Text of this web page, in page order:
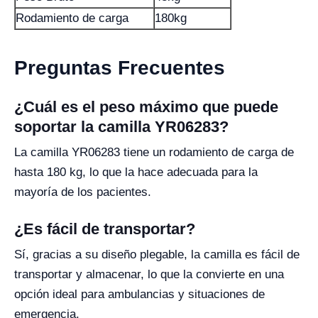
Rodamiento de carga
180kg
Preguntas Frecuentes
¿Cuál es el peso máximo que puede
soportar la camilla YR06283?
La camilla YR06283 tiene un rodamiento de carga de
hasta 180 kg, lo que la hace adecuada para la
mayoría de los pacientes.
¿Es fácil de transportar?
Sí, gracias a su diseño plegable, la camilla es fácil de
transportar y almacenar, lo que la convierte en una
opción ideal para ambulancias y situaciones de
emergencia.